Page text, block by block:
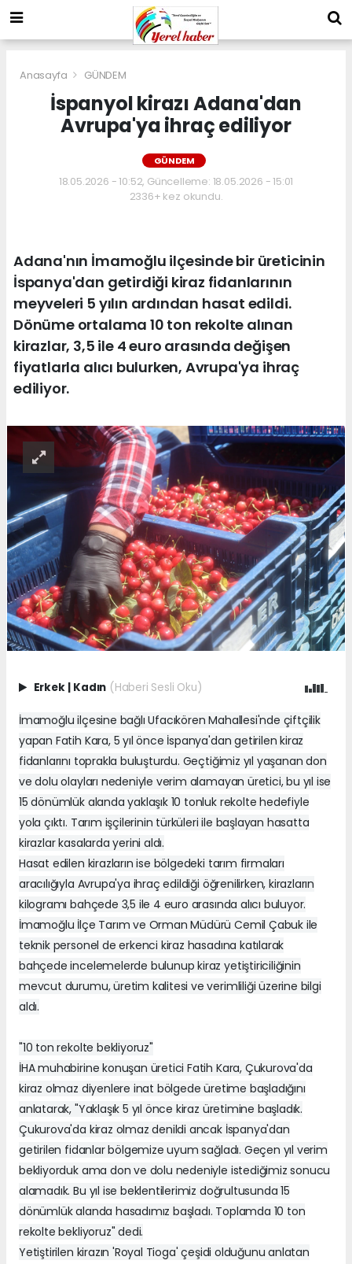
Anasayfa GÜNDEM
İspanyol kirazı Adana'dan
Avrupa'ya ihraç ediliyor
GÜNDEM
18.05.2026 - 10:52, Güncelleme: 18.05.2026 - 15:01
2336+ kez okundu.
Adana'nın İmamoğlu ilçesinde bir üreticinin
İspanya'dan getirdiği kiraz fidanlarının
meyveleri 5 yılın ardından hasat edildi.
Dönüme ortalama 10 ton rekolte alınan
kirazlar, 3,5 ile 4 euro arasında değişen
fiyatlarla alıcı bulurken, Avrupa'ya ihraç
ediliyor.
Erkek Kadın (Haberi Sesli Oku)
İmamoğlu ilçesine bağlı Ufacıkören Mahallesi'nde çiftçilik
yapan Fatih Kara, 5 yıl önce İspanya'dan getirilen kiraz
fidanlarını toprakla buluşturdu. Geçtiğimiz yıl yaşanan don
ve dolu olayları nedeniyle verim alamayan üretici, bu yıl ise
15 dönümlük alanda yaklaşık 10 tonluk rekolte hedefiyle
yola çıktı. Tarım işçilerinin türküleri ile başlayan hasatta
kirazlar kasalarda yerini aldı.
Hasat edilen kirazların ise bölgedeki tarım firmaları
aracılığıyla Avrupa'ya ihraç edildiği öğrenilirken, kirazların
kilogramı bahçede 3,5 ile 4 euro arasında alıcı buluyor.
İmamoğlu İlçe Tarım ve Orman Müdürü Cemil Çabuk ile
teknik personel de erkenci kiraz hasadına katılarak
bahçede incelemelerde bulunup kiraz yetiştiriciliğinin
mevcut durumu, üretim kalitesi ve verimliliği üzerine bilgi
aldı.
"10 ton rekolte bekliyoruz"
İHA muhabirine konuşan üretici Fatih Kara, Çukurova'da
kiraz olmaz diyenlere inat bölgede üretime başladığını
anlatarak, "Yaklaşık 5 yıl önce kiraz üretimine başladık.
Çukurova'da kiraz olmaz denildi ancak İspanya'dan
getirilen fidanlar bölgemize uyum sağladı. Geçen yıl verim
bekliyorduk ama don ve dolu nedeniyle istediğimiz sonucu
alamadık. Bu yıl ise beklentilerimiz doğrultusunda 15
dönümlük alanda hasadımız başladı. Toplamda 10 ton
rekolte bekliyoruz" dedi.
Yetiştirilen kirazın 'Royal Tioga' çeşidi olduğunu anlatan